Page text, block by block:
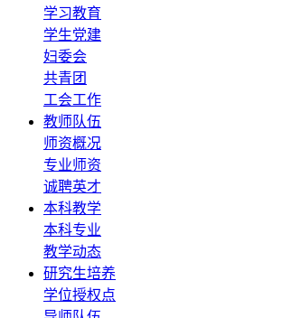
学习教育
学生党建
妇委会
共青团
工会工作
教师队伍
师资概况
专业师资
诚聘英才
本科教学
本科专业
教学动态
研究生培养
学位授权点